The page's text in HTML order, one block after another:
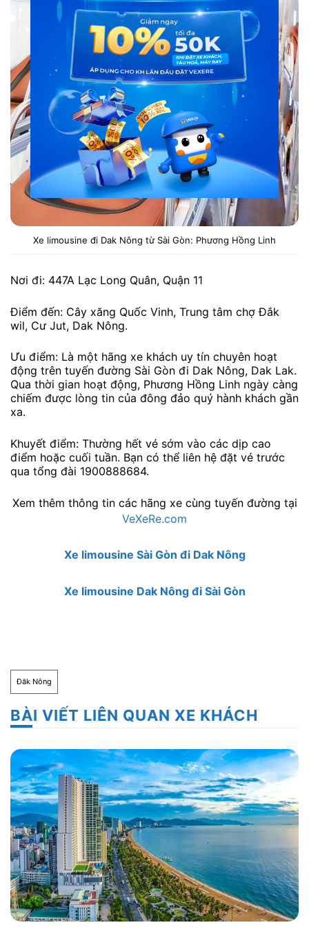
Xe limousine đi Dak Nông từ Sài Gòn: Phương Hồng Linh
Nơi đi: 447A Lạc Long Quân, Quận 11
Điểm đến: Cây xăng Quốc Vinh, Trung tâm chợ Đắk
wil, Cư Jut, Dak Nông.
Ưu điểm: Là một hãng xe khách uy tín chuyên hoạt
động trên tuyến đường Sài Gòn đi Dak Nông, Dak Lak.
Qua thời gian hoạt động, Phương Hồng Linh ngày càng
chiếm được lòng tin của đông đảo quý hành khách gần
xa.
Khuyết điểm: Thường hết vé sớm vào các dịp cao
điểm hoặc cuối tuần. Bạn có thể liên hệ đặt vé trước
qua tổng đài 1900888684.
Xem thêm thông tin các hãng xe cùng tuyến đường tại
VeXeRe.com
Xe limousine Sài Gòn đi Dak Nông
Xe limousine Dak Nông đi Sài Gòn
Đăk Nông
BÀI VIẾT LIÊN QUAN XE KHÁCH